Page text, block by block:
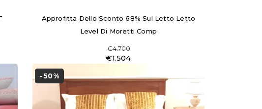
Approfitta Dello Sconto 68% Sul Letto Letto
Level Di Moretti Comp
€4.700
€1.504
-50%